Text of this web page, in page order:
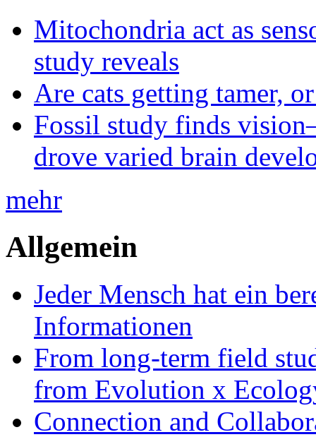
Mitochondria act as
study reveals
Are cats getting tamer,
Fossil study finds
drove varied brain
mehr
Allgemein
Jeder Mensch hat ein
Informationen
From long-term field
from Evolution x
Connection and